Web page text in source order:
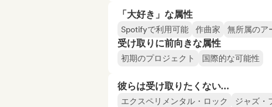
「大好き」な属性
Spotifyで利用可能 作曲家 無所属のア
受け取りに前向きな属性
初期のプロジェクト 国際的な可能性
彼らは受け取りたくない…
エクスペリメンタル・ロック ジャズ・